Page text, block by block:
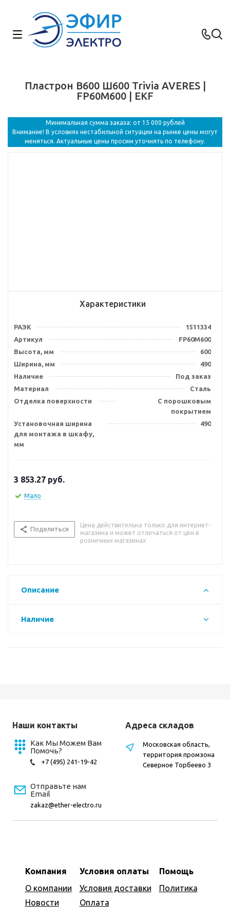
Пластрон В600 Ш600 Trivia AVERES |
FP60M600 | EKF
Минимальная сумма заказа: от 15 000 рублей
Внимание! В условиях нестабильной ситуации на рынке цены могут
меняться. Актуальные цены просим уточнять по телефону.
Характеристики
РАЭК
1511334
Артикул
FP60M600
Высота, мм
600
Ширина, мм
490
Наличие
Под заказ
Материал
Сталь
Отделка поверхности
С порошковым
покрытием
Установочная ширина
для монтажа в шкафу,
мм
490
3 853.27 руб.
Мало
Поделиться
Цена действительна только для интернет-
магазина и может отличаться от цен в
розничных магазинах
Описание
Наличие
Наши контакты
Как Мы Можем Вам
Помочь?
+7 (495) 241-19-42
Отправьте нам
Email
zakaz@ether-electro.ru
Компания
О компании
Новости
Условия оплаты
Условия доставки
Оплата
Помощь
Политика
Адреса складов
Московская область,
территория промзона
Северное Торбеево 3